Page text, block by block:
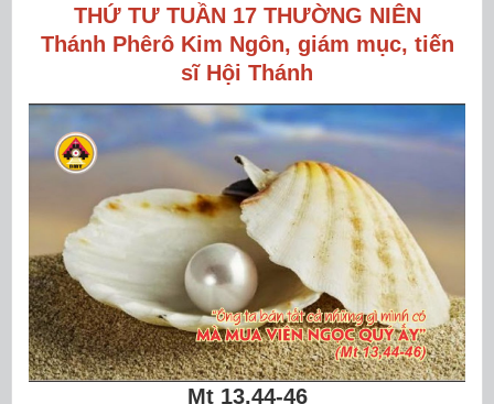
THỨ TƯ TUẦN 17 THƯỜNG NIÊN
Thánh Phêrô Kim Ngôn, giám mục, tiến
sĩ Hội Thánh
Mt 13,44-46